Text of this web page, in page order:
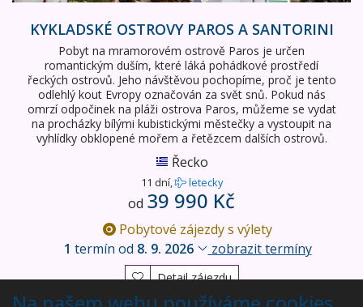
KYKLADSKÉ OSTROVY PAROS A SANTORINI
Pobyt na mramorovém ostrově Paros je určen
romantickým duším, které láká pohádkové prostředí
řeckých ostrovů. Jeho návštěvou pochopíme, proč je tento
odlehlý kout Evropy označován za svět snů. Pokud nás
omrzí odpočinek na pláži ostrova Paros, můžeme se vydat
na procházky bílými kubistickými městečky a vystoupit na
vyhlídky obklopené mořem a řetězcem dalších ostrovů.
Řecko
11 dní, letecky
od 39 990 Kč
Pobytové zájezdy s výlety
1 termín od 8. 9. 2026 zobrazit termíny
Detail zájezdu